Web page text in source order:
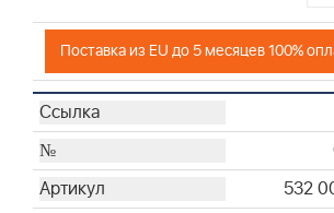
Поставка из EU до 5 месяцев 100%
532